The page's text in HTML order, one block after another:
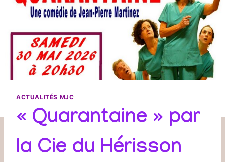
ACTUALITÉS MJC
« Quarantaine » par
la Cie du Hérisson